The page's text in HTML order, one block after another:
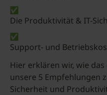
Die Produktivität & IT-
Support- und
Hier erklären wir, wie
unsere 5 Empfehlungen
Sicherheit und